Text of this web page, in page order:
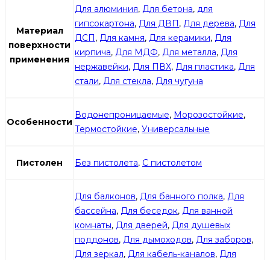
Материал
поверхности
применения
Для алюминия, Для бетона, для
гипсокартона, Для ДВП, Для дерева, Для
ДСП, Для камня, Для керамики, Для
кирпича, Для МДФ, Для металла, Для
нержавейки, Для ПВХ, Для пластика, Для
стали, Для стекла, Для чугуна
Особенности
Водонепроницаемые, Морозостойкие,
Термостойкие, Универсальные
Пистолен Без пистолета, С пистолетом
Для балконов, Для банного полка, Для
бассейна, Для беседок, Для ванной
комнаты, Для дверей, Для душевых
поддонов, Для дымоходов, Для заборов,
Для зеркал, Для кабель-каналов, Для